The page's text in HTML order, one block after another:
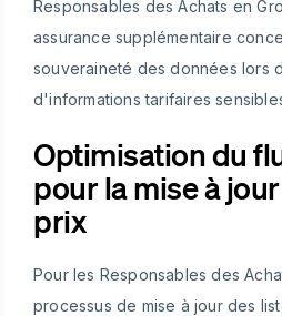
Responsables des Achats en
assurance supplémentaire
souveraineté des données lors
d'informations tarifaires
Optimisation du
pour la mise à
prix
Pour les Responsables des
processus de mise à jour des